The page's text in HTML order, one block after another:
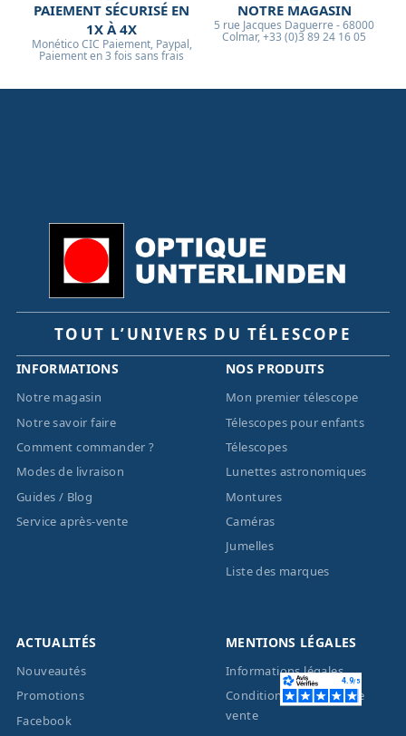
PAIEMENT SÉCURISÉ EN
1X À 4X
Monético CIC Paiement, Paypal,
Paiement en 3 fois sans frais
NOTRE MAGASIN
5 rue Jacques Daguerre - 68000
Colmar, +33 (0)3 89 24 16 05
TOUT L’UNIVERS DU TÉLESCOPE
INFORMATIONS
Notre magasin
Notre savoir faire
Comment commander ?
Modes de livraison
Guides / Blog
Service après-vente
NOS PRODUITS
Mon premier télescope
Télescopes pour enfants
Télescopes
Lunettes astronomiques
Montures
Caméras
Jumelles
Liste des marques
ACTUALITÉS
Nouveautés
Promotions
Facebook
MENTIONS LÉGALES
Informations légales
Conditions générales de
vente